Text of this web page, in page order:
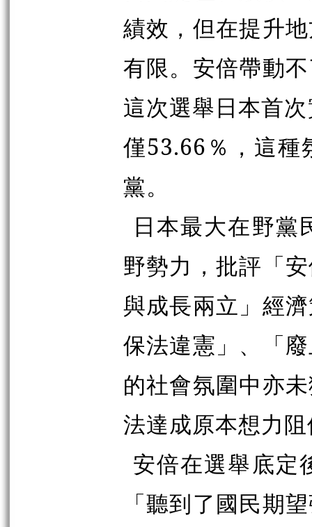
績效，但在提升
有限。安倍帶動
這次選舉日本首
僅53.66％，這種
黨。
日本最大在野黨
野勢力，批評「
與成長兩立」經
保法違憲」、「
的社會氛圍中亦
法達成原本想力
安倍在選舉底定
「聽到了國民期